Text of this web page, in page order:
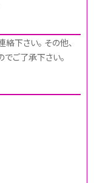
下さい。 その他、
ご了承下さい。